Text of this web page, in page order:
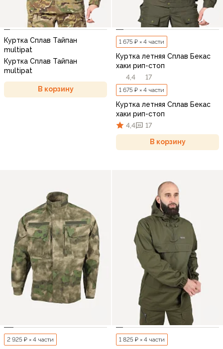
Куртка Сплав Тайпан
multipat
Куртка Сплав Тайпан
multipat
В корзину
1 675 ₽ × 4 части
Куртка летняя Сплав Бекас
хаки рип-стоп
4,4
17
1 675 ₽ × 4 части
Куртка летняя Сплав Бекас
хаки рип-стоп
4,4
17
В корзину
2 925 ₽ × 4 части 1 825 ₽ × 4 части